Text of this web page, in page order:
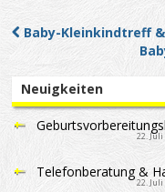
Post
Baby-Kleinkindtreff
Neuigkeiten
22. Juli
Telefonberatung &
22. Juli